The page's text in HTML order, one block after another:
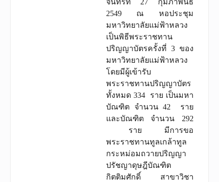
จันทร์ที่ 27 กุมภาพันธ์
2549 ณ หอประชุม
มหาวิทยาลัยแม่ฟ้าหลวง
เป็นพิธีพระราชทาน
ปริญญาบัตรครั้งที่ 3 ของ
มหาวิทยาลัยแม่ฟ้าหลวง
โดยมีผู้เข้ารับ
พระราชทานปริญญาบัตร
ทั้งหมด 334 ราย เป็นมหา
บัณฑิต จำนวน 42 ราย
และบัณฑิต จำนวน 292
ราย มีการขอ
พระราชทานทูลเกล้าทูล
กระหม่อมถวายปริญญา
ปรัชญาดุษฎีบัณฑิต
กิตติมศักดิ์ สาขาวิชา